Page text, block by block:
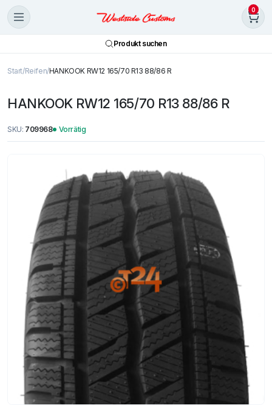
0
Produkt suchen
Start Reifen HANKOOK RW12 165/70 R13 88/86 R
HANKOOK RW12 165/70 R13 88/86 R
SKU: 709968 Vorrätig